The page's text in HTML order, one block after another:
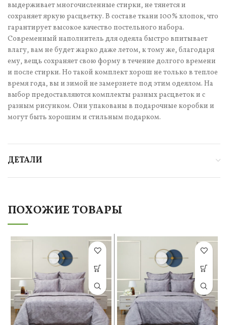
выдерживает многочисленные стирки, не тянется и
сохраняет яркую расцветку. В составе ткани 100% хлопок, что
гарантирует высокое качество постельного набора.
Современный наполнитель для одеяла быстро впитывает
влагу, вам не будет жарко даже летом, к тому же, благодаря
ему, вещь сохраняет свою форму в течение долгого времени
и после стирки. Но такой комплект хорош не только в теплое
время года, вы и зимой не замерзнете под этим одеялом. На
выбор предоставляются комплекты разных расцветок и с
разным рисунком. Они упакованы в подарочные коробки и
могут быть хорошим и стильным подарком.
ДЕТАЛИ
ПОХОЖИЕ ТОВАРЫ